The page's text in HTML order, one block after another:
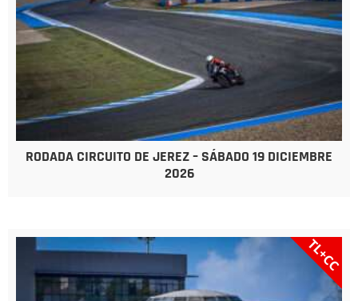
RODADA CIRCUITO DE JEREZ – SÁBADO 19 DICIEMBRE
2026
TL+CC